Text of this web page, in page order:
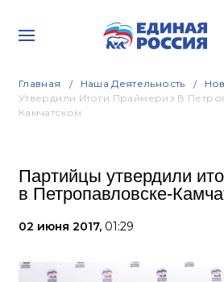
Главная Наша Деятельность
Утвердили Итоги Праймериз В
Камчатском
Партийцы утвердили
в Петропавловске-
02 июня 2017, 01:29